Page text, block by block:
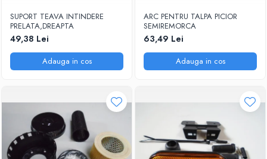
SUPORT TEAVA INTINDERE
PRELATA,DREAPTA
49,38 Lei
Adauga in cos
ARC PENTRU TALPA PICIOR
SEMIREMORCA
63,49 Lei
Adauga in cos